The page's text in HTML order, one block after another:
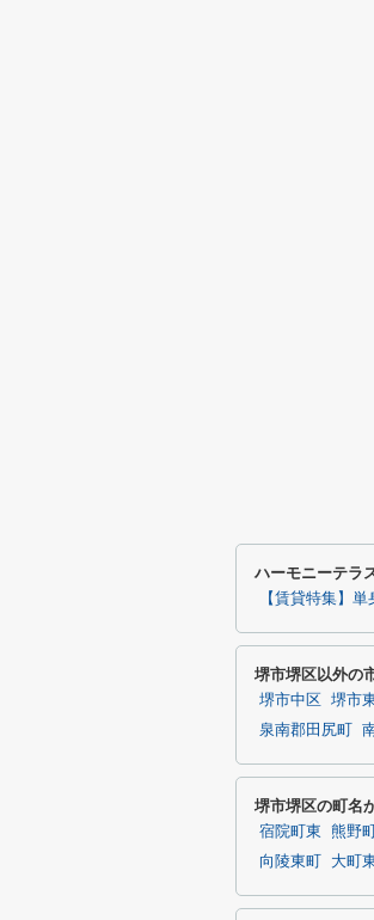
ハーモニーテラ
【賃貸特集】単
堺市堺区以外の
堺市中区 堺市
泉南郡田尻町
堺市堺区の町名
宿院町東 熊野
向陵東町
大町